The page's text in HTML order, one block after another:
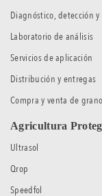
Diagnóstico, detección
Laboratorio de análisis
Servicios de aplicación
Distribución y entregas
Compra y venta de
Agricultura
Ultrasol
Qrop
Speedfol